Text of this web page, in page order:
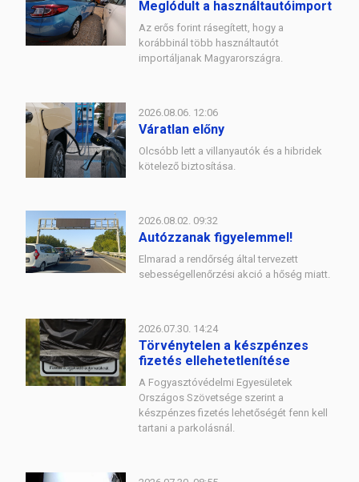
Meglódult a használtautóimport
Az erős forint rásegített, hogy a
korábbinál több használtautót
importáljanak Magyarországra.
2026.08.06. 12:06
Váratlan előny
Olcsóbb lett a villanyautók és a hibridek
kötelező biztosítása.
2026.08.02. 09:32
Autózzanak figyelemmel!
Elmarad a rendőrség által tervezett
sebességellenőrzési akció a hőség miatt.
2026.07.30. 14:24
Törvénytelen a készpénzes
fizetés ellehetetlenítése
A Fogyasztóvédelmi Egyesületek
Országos Szövetsége szerint a
készpénzes fizetés lehetőségét fenn kell
tartani a parkolásnál.